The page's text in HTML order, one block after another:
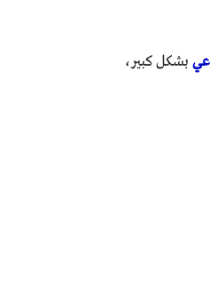
بشكل كبير،